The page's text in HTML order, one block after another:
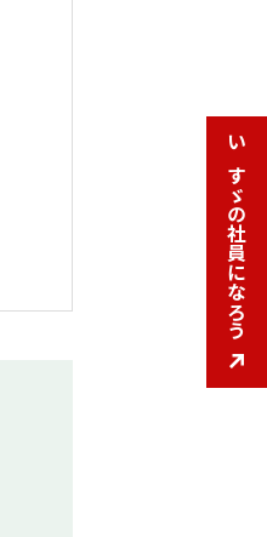
いすゞの社員になろう
いすゞの社員になろう